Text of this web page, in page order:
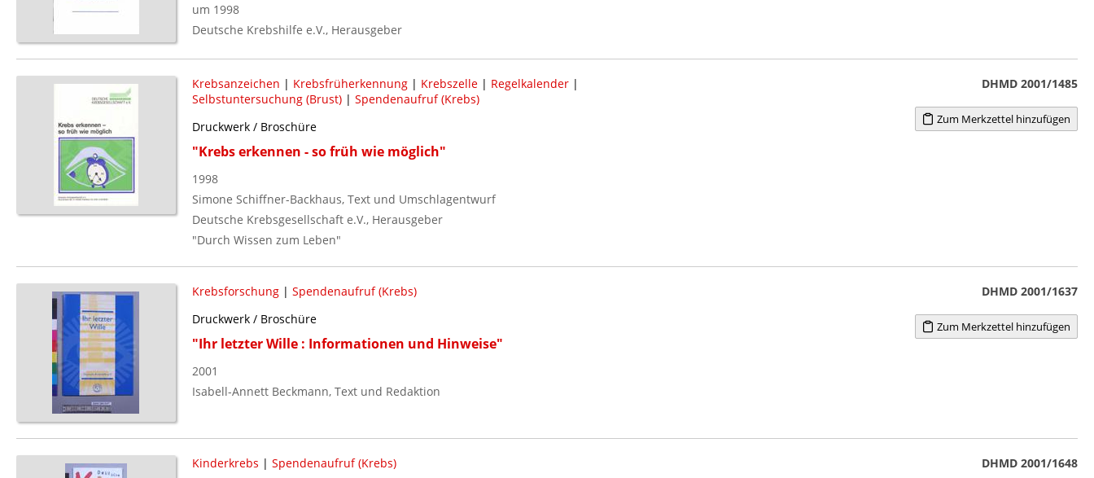
um 1998
Deutsche Krebshilfe e.V., Herausgeber
Krebsanzeichen | Krebsfrüherkennung| Krebszelle| Regelkalender|
Selbstuntersuchung (Brust)| Spendenaufruf (Krebs)
Druckwerk / Broschüre
"Krebs erkennen - so früh wie möglich"
1998
Simone Schiffner-Backhaus, Text und Umschlagentwurf
Deutsche Krebsgesellschaft e.V., Herausgeber
"Durch Wissen zum Leben"
DHMD 2001/1485
Zum Merkzettel hinzufügen
Krebsforschung| Spendenaufruf (Krebs)
Druckwerk / Broschüre
"Ihr letzter Wille : Informationen und Hinweise"
2001
Isabell-Annett Beckmann, Text und Redaktion
DHMD 2001/1637
Zum Merkzettel hinzufügen
Kinderkrebs | Spendenaufruf (Krebs) DHMD 2001/1648